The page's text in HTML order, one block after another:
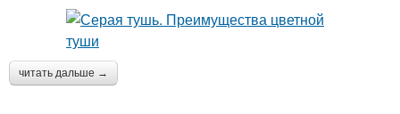
читать дальше →